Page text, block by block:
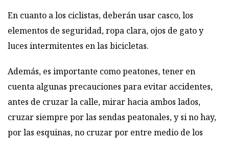
En cuanto a los ciclistas, deberán usar casco, los
elementos de seguridad, ropa clara, ojos de gato y
luces intermitentes en las bicicletas.
Además, es importante como peatones, tener en
cuenta algunas precauciones para evitar accidentes,
antes de cruzar la calle, mirar hacia ambos lados,
cruzar siempre por las sendas peatonales, y si no hay,
por las esquinas, no cruzar por entre medio de los